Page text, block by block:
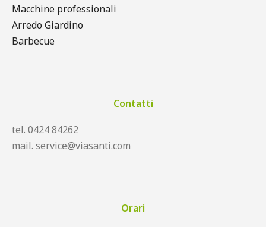
Macchine professionali
Arredo Giardino
Barbecue
Contatti
tel. 0424 84262
mail. service@viasanti.com
Orari